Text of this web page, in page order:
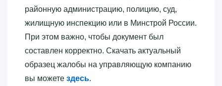
районную администрацию, полицию, суд,
жилищную инспекцию или в Минстрой России.
При этом важно, чтобы документ был
составлен корректно. Скачать актуальный
образец жалобы на управляющую компанию
вы можете здесь.